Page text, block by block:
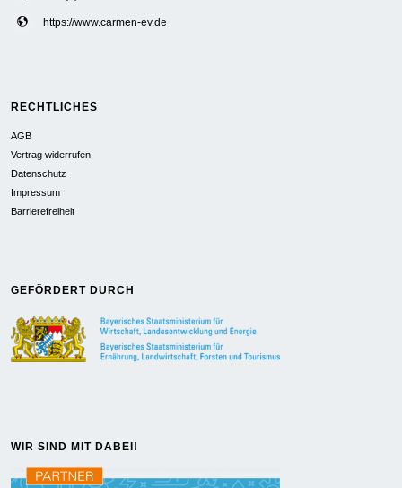
https://www.carmen-ev.de
RECHTLICHES
AGB
Vertrag widerrufen
Datenschutz
Impressum
Barrierefreiheit
GEFÖRDERT DURCH
WIR SIND MIT DABEI!